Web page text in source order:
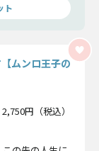
ト
ムンロ王子の
円（税込）